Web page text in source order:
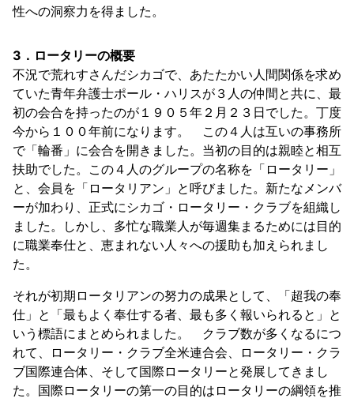
性への洞察力を得ました。
3．ロータリーの概要
不況で荒れすさんだシカゴで、あたたかい人間関係を求め
ていた青年弁護士ポール・ハリスが３人の仲間と共に、最
初の会合を持ったのが１９０５年２月２３日でした。丁度
今から１００年前になります。 この４人は互いの事務所
で「輪番」に会合を開きました。当初の目的は親睦と相互
扶助でした。この４人のグループの名称を「ロータリー」
と、会員を「ロータリアン」と呼びました。新たなメンバ
ーが加わり、正式にシカゴ・ロータリー・クラブを組織し
ました。しかし、多忙な職業人が毎週集まるためには目的
に職業奉仕と、恵まれない人々への援助も加えられまし
た。
それが初期ロータリアンの努力の成果として、「超我の奉
仕」と「最もよく奉仕する者、最も多く報いられると」と
いう標語にまとめられました。 クラブ数が多くなるにつ
れて、ロータリー・クラブ全米連合会、ロータリー・クラ
ブ国際連合体、そして国際ロータリーと発展してきまし
た。国際ロータリーの第一の目的はロータリーの綱領を推